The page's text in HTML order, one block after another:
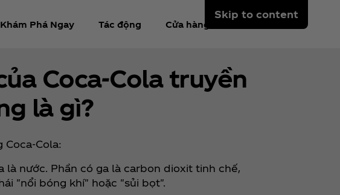
Skip to content
Khám Phá Ngay Tác động Cửa hàng
Coca‑Cola truyền
là gì?
là nước. Phần có ga là carbon dioxit tinh chế,
"nổi bóng khí" hoặc "sủi bọt".